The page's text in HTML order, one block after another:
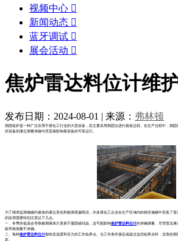
视频中心 
新闻动态 
蓝牙调试 
展会活动 
焦炉雷达料位计维
发布日期：2024-08-01 | 来源： 弗林顿
捣固焦炉是一种广泛应用于煤化工行业的大型设备，其主要采用捣固法进行炼焦过程。在生产过程中，捣
些设备的液位测量准确与否直接影响着设备的可靠运行。
为了精准监测储罐内液体的液位变化和检测泄漏情况，许多煤化工企业在生产区域内的相关储罐中安装了雷
的应用需要特别注意以下几点。
一、冬季的低温会导致被测液体介质易于凝固或结晶，这可能影响焦炉雷达料位计的准确测量。尽管雷达液
能导致测量不准确。
二、每种焦炉雷达料位计都有其温度和压力的工作临界点。当工作条件接近或超过这些临界点时，仪表的
坏。